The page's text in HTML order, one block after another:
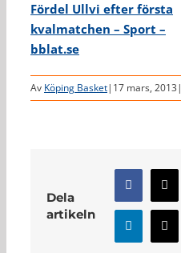
Fördel Ullvi efter första
kvalmatchen – Sport –
bblat.se
Av Köping Basket| 17 mars, 2013 |
Dela
artikeln
Facebook
X
LinkedInE-
post